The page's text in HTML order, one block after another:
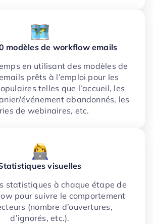
modèles de workflow emails
en utilisant des modèles de
prêts à l’emploi pour les
telles que l’accueil, les
événement abandonnés, les
de webinaires, etc.
visuelles
statistiques à chaque étape de
pour suivre le comportement
(nombre d’ouvertures,
d’ignorés, etc.).